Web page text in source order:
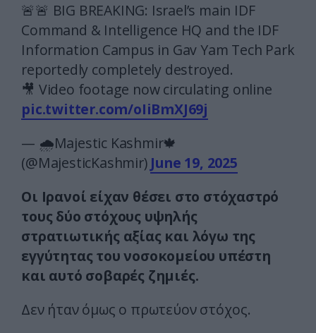
🚨🚨 BIG BREAKING: Israel’s main IDF
Command & Intelligence HQ and the IDF
Information Campus in Gav Yam Tech Park
reportedly completely destroyed.
🎥 Video footage now circulating online
pic.twitter.com/oIiBmXJ69j
— 🌧️Majestic Kashmir🍁
(@MajesticKashmir) June 19, 2025
Οι Ιρανοί είχαν θέσει στο στόχαστρό
τους δύο στόχους υψηλής
στρατιωτικής αξίας και λόγω της
εγγύτητας του νοσοκομείου υπέστη
και αυτό σοβαρές ζημιές.
Δεν ήταν όμως ο πρωτεύον στόχος.